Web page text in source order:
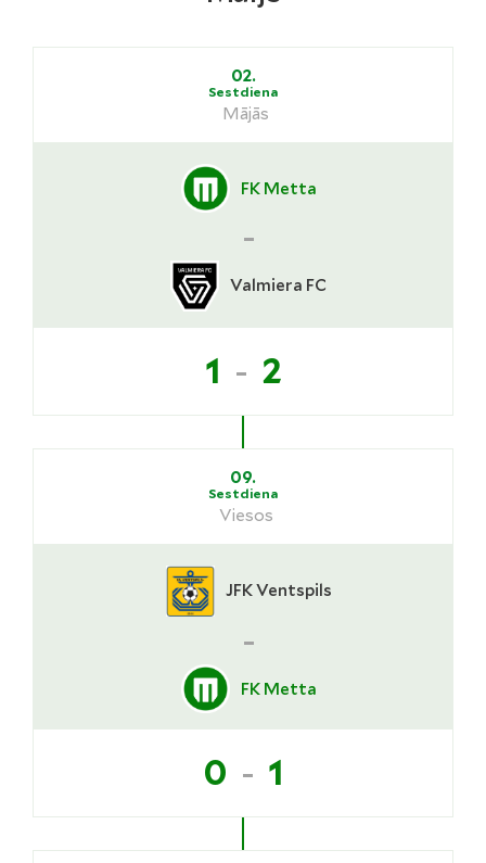
02.
Sestdiena
Mājās
FK Metta
-
Valmiera FC
1 - 2
09.
Sestdiena
Viesos
JFK Ventspils
-
FK Metta
0 - 1